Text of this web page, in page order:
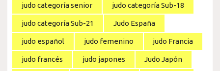
judo categoría senior judo categoría Sub-18
judo categoría Sub-21 Judo España
judo español judo femenino judo Francia
judo francés judo japones Judo Japón